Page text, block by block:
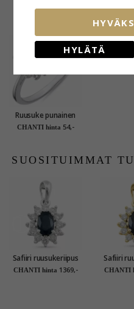
ASIAKKAAT
Ruusuke punainen
zirkoni sormus
CHANTI hinta 54,-
SUOSITUIMMAT
Safiiri ruusukeriipus
14 karaatti
CHANTI hinta 1369,-
Safiiri
14
CHANTI
HYLÄTÄ